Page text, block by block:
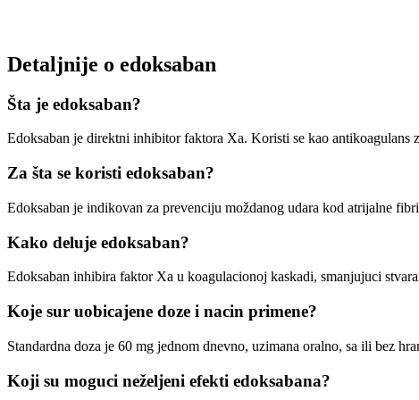
Detaljnije o edoksaban
Šta je edoksaban?
Edoksaban je direktni inhibitor faktora Xa. Koristi se kao antikoagulans
Za šta se koristi edoksaban?
Edoksaban je indikovan za prevenciju moždanog udara kod atrijalne
Kako deluje edoksaban?
Edoksaban inhibira faktor Xa u koagulacionoj kaskadi, smanjujuci
Koje sur uobicajene doze i nacin primene?
Standardna doza je 60 mg jednom dnevno, uzimana oralno, sa ili bez
Koji su moguci neželjeni efekti edoksabana?